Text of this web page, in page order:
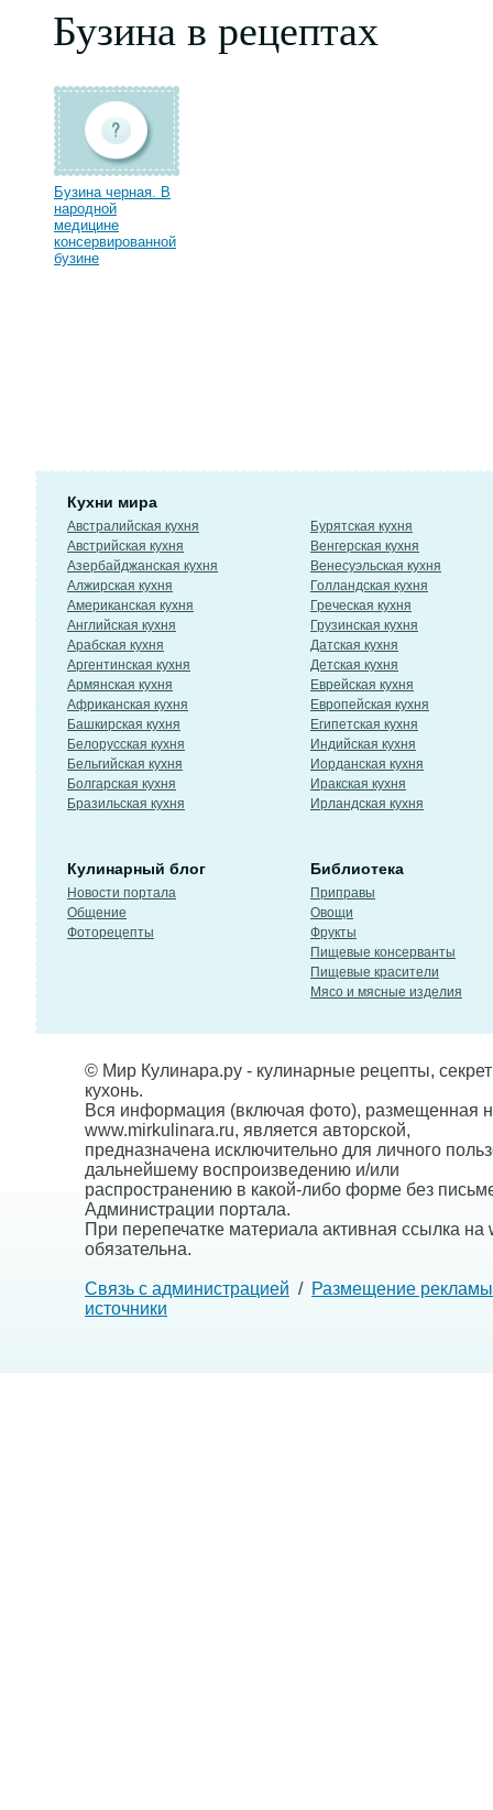
Бузина в рецептах
Бузина черная. В
народной
медицине
консервированной
бузине
Кухни мира
Австралийская кухня
Австрийская кухня
Азербайджанская кухня
Алжирская кухня
Американская кухня
Английская кухня
Арабская кухня
Аргентинская кухня
Армянская кухня
Африканская кухня
Башкирская кухня
Белорусская кухня
Бельгийская кухня
Болгарская кухня
Бразильская кухня
Бурятская кухня
Венгерская кухня
Венесуэльская кухня
Голландская кухня
Греческая кухня
Грузинская кухня
Датская кухня
Детская кухня
Еврейская кухня
Европейская кухня
Египетская кухня
Индийская кухня
Иорданская кухня
Иракская кухня
Ирландская кухня
Кулинарный блог
Новости портала
Общение
Фоторецепты
Библиотека
Приправы
Овощи
Фрукты
Пищевые консерванты
Пищевые красители
Мясо и мясные изделия
© Мир Кулинара.ру - кулинарные рецепты,
кухонь.
Вся информация (включая фото), размещенная
www.mirkulinara.ru, является авторской,
предназначена исключительно для личного
дальнейшему воспроизведению и/или
распространению в какой-либо форме без
Администрации портала.
При перепечатке материала активная ссылка на
обязательна.
Связь с администрацией / Размещение рекламы
источники